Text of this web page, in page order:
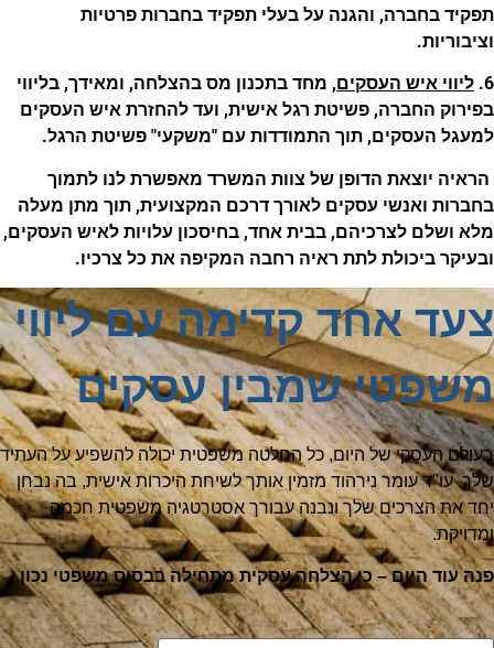
תפקיד בחברה, והגנה על בעלי תפקיד בחברות פרטיות
וציבוריות.
6. ליווי איש העסקים, מחד בתכנון מס בהצלחה, ומאידך, בליווי
בפירוק החברה, פשיטת רגל אישית, ועד להחזרת איש העסקים
למעגל העסקים, תוך התמודדות עם "משקעי" פשיטת הרגל.
הראיה יוצאת הדופן של צוות המשרד מאפשרת לנו לתמוך
בחברות ואנשי עסקים לאורך דרכם המקצועית, תוך מתן מעלה
מלא ושלם לצרכיהם, בבית אחד, בחיסכון עלויות לאיש העסקים,
ובעיקר ביכולת לתת ראיה רחבה המקיפה את כל צרכיו.
צעד אחד קדימה עם ליווי
משפטי שמבין עסקים
בעולם העסקי של היום, כל החלטה משפטית יכולה להשפיע על העתיד
שלך. עו"ד עומר נירהוד מזמין אותך לשיחת היכרות אישית, בה נבחן
יחד את הצרכים שלך ונבנה עבורך אסטרטגיה משפטית חכמה
ומדויקת.
פנה עוד היום – כי הצלחה עסקית מתחילה בבסיס משפטי נכון.
שם